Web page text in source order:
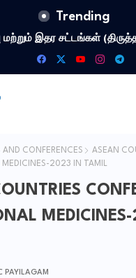
Trending
மற்றும் இதர சட்​டங்​கள்
AND CONFERENCES
ASEAN
MEDICINES-2023 IN TAMIL
PAYILAGAM